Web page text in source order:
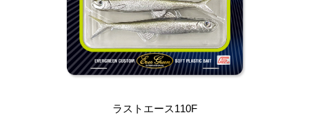
ラストエース110F